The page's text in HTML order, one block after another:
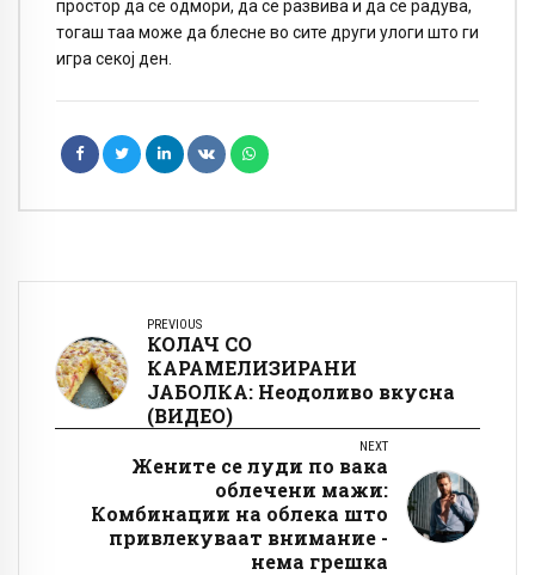
простор да се одмори, да се развива и да се радува,
тогаш таа може да блесне во сите други улоги што ги
игра секој ден.
PREVIOUS
КОЛАЧ СО
КАРАМЕЛИЗИРАНИ
ЈАБОЛКА: Неодоливо вкусна
(ВИДЕО)
NEXT
Жените се луди по вака
облечени мажи:
Комбинации на облека што
привлекуваат внимание -
нема грешка